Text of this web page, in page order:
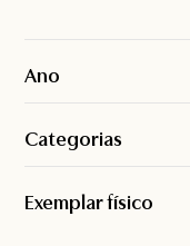
Ano
Categorias
Exemplar físico